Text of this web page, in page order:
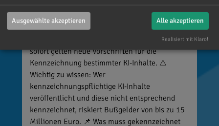
Reinhard Brandl
vor 6 Tagen
🚨 Neues EU-Gesetz seit dem 2. August! Ab
sofort gelten neue Vorschriften für die
Kennzeichnung bestimmter KI-Inhalte. ⚠️
Wichtig zu wissen: Wer
kennzeichnungspflichtige KI-Inhalte
veröffentlicht und diese nicht entsprechend
kennzeichnet, riskiert Bußgelder von bis zu 15
Millionen Euro. 📌 Was muss gekennzeichnet
Ausgewählte akzeptieren Alle akzeptieren
Realisiert mit Klaro!